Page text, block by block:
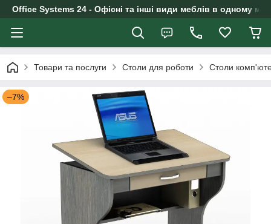
Office Systems 24 - Офісні та інші види меблів в одному
Товари та послуги Столи для роботи Столи
–7%